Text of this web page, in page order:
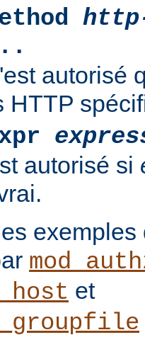
autorisé
HTTP
autorisé si
exemples
et